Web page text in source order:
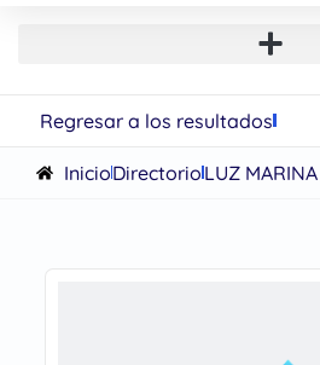
Regresar a los resultados
InicioDirectorioLUZ